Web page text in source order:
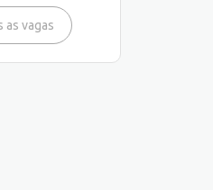
as vagas